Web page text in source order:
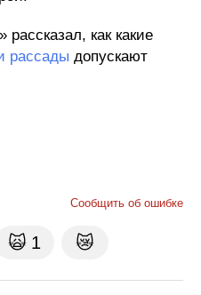
рассказал, как какие
рассады допускают
Сообщить об ошибке
🙀 1 😿